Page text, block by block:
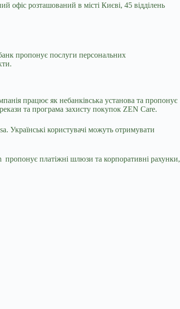
офіс розташований в місті Києві, 45 відділень
пропонує послуги персональних
працює як небанківська установа та пропонує
та програма захисту покупок ZEN Care.
користувачі можуть отримувати
пропонує платіжні шлюзи та корпоративні рахунки,